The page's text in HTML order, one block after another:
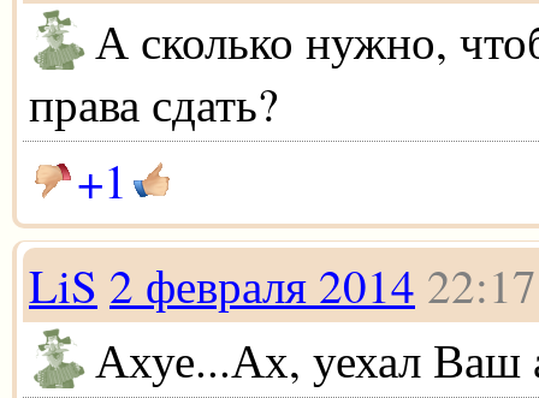
А сколько нужно,
права сдать?
+1
LiS 2 февраля 2014
Ахуе...Ах, уехал Ваш